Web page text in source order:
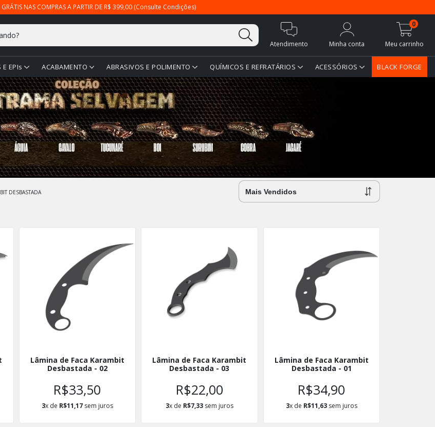
GRÁTIS NAS COMPRAS A PARTIR DE R$ 399,00 (Consulte Condições)
Atendimento Minha conta Meu carrinho
0
E EPIs ACABAMENTO ABRASIVOS E POLIMENTO QUÍMICOS E REFRATÁRIOS ACESSÓRIOS BLACK FORGE
DESBASTADA
Lâmina de Faca Karambit
Desbastada - 02
R$33,50
3x de R$11,17sem juros
Lâmina de Faca Karambit
Desbastada - 03
R$22,00
3x de R$7,33sem juros
Lâmina de Faca Karambit
Desbastada - 01
R$34,90
3x de R$11,63sem juros